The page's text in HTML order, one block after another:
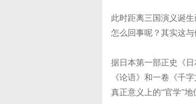
此时距离三国演义诞
怎么回事呢？其实这与
据日本第一部正史《
《论语》和一卷《千
真正意义上的“官学”地